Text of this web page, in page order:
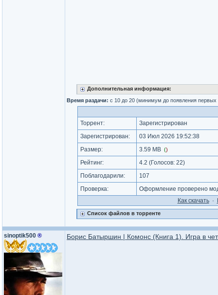
Дополнительная информация:
Время раздачи: с 10 до 20 (минимум до появления
Торрент:
Зарегистрирован
Зарегистрирован:
03 Июл 2026 19:52:38
Размер:
3.59 MB ()
Рейтинг: 4.2 (Голосов: 22)
Поблагодарили:
107
Проверка:
Оформление проверено
Как cкачать·
Список файлов в торренте
sinoptik500 ® Борис Батыршин | Комонс (Книга 1). Игра в